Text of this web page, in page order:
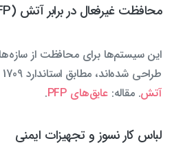
محافظت غیرفعال در برابر آتش (PFP)
این سیستم‌ها برای محافظت از
طراحی شده‌اند، مطابق استاندارد UL 1709. لینک:
آتش. مقاله:عایق‌های PFP .
لباس کار نسوز و تجهیزات ایمنی